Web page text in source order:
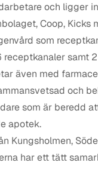
och ligger
Coop, Kicks
som
samt 2
även med
och
som är beredd
apotek.
Kungsholmen,
har ett tätt